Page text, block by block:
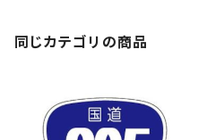
同じカテゴリの商品